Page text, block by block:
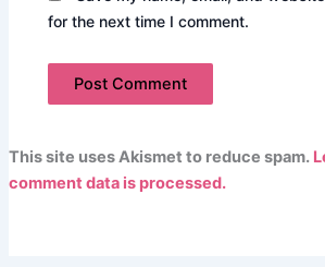
for the next time I comment.
This site uses Akismet to reduce spam.
comment data is processed.